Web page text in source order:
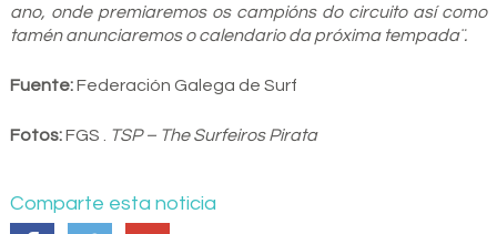
ano, onde premiaremos os campións do circuito así como
tamén anunciaremos o calendario da próxima tempada¨.
Fuente:Federación Galega de Surf
Fotos:FGS . TSP – The Surfeiros Pirata
Comparte esta noticia